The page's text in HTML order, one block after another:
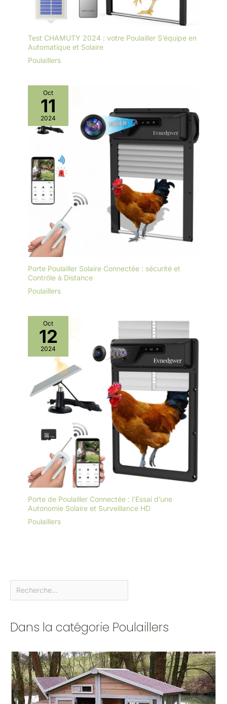
Test CHAMUTY 2024 : votre Poulailler S’équipe en
Automatique et Solaire
Poulaillers
Oct
11
2024
Porte Poulailler Solaire Connectée : sécurité et
Contrôle à Distance
Poulaillers
Oct
12
2024
Porte de Poulailler Connectée : l’Essai d’une
Autonomie Solaire et Surveillance HD
Poulaillers
Dans la catégorie Poulaillers